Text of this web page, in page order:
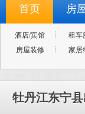
首页 房
酒店/宾馆 租车
房屋装修
家居
牡丹江东宁